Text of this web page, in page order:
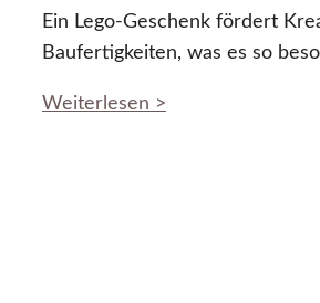
Ein Lego-Geschenk fördert
Baufertigkeiten, was es so
Weiterlesen >